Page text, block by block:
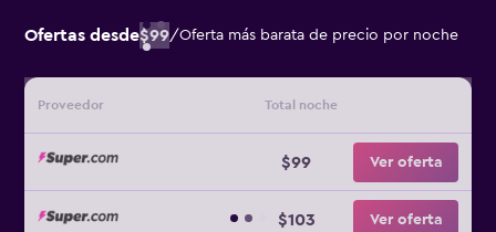
Ofertas desde$99/Oferta más barata de precio por noche
Proveedor Total noche
$99 Ver oferta
$103 Ver oferta